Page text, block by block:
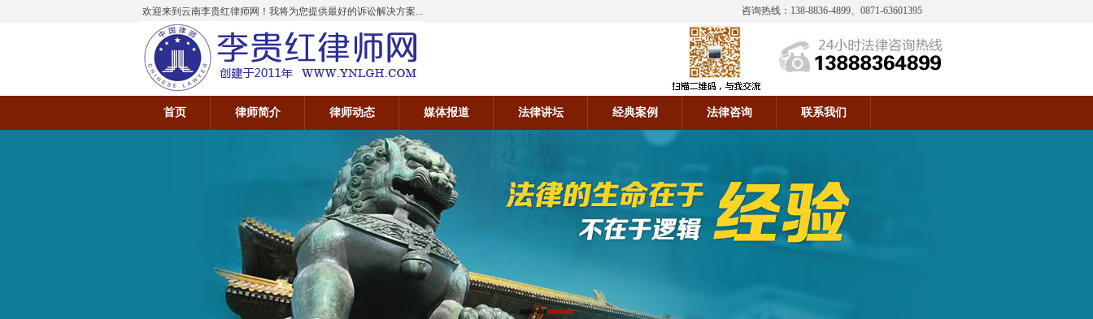
首页 律师简介 律师动态 媒体报道 法律讲坛 经典案例 法律咨询 联系我们
欢迎来到云南李贵红律师网！我将为您提供最好的诉讼解决方案... 咨询热线：138-8836-4899、0871-63601395